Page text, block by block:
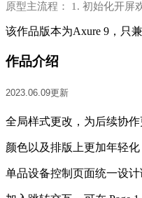
原型主流程： 1. 初始化开屏
该作品版本为Axure 9，只
作品介绍
2023.06.09更新
全局样式更改，为后续协
颜色以及排版上更加年轻
单品设备控制页面统一设计